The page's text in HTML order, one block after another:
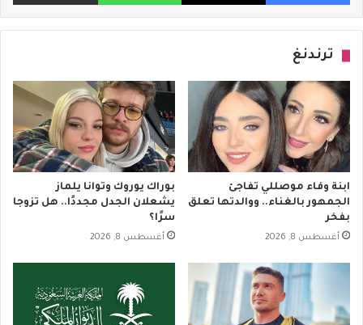
ترندنغ
ابنة وفاء موصللي تفاجئ
الجمهور بالغناء.. ووالدتها تعلق
بفخر
أغسطس 8, 2026
بوراك يوروك وتوانا يلماز
يشعلان الجدل مجددًا.. هل تزوجا
سرًا؟
أغسطس 8, 2026